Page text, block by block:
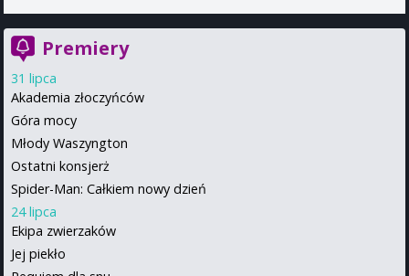
Premiery
31 lipca
Akademia złoczyńców
Góra mocy
Młody Waszyngton
Ostatni konsjerż
Spider-Man: Całkiem nowy dzień
24 lipca
Ekipa zwierzaków
Jej piekło